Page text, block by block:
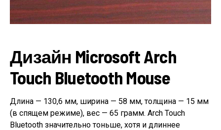
Дизайн Microsoft Arch
Touch Bluetooth Mouse
Длина — 130,6 мм, ширина — 58 мм, толщина — 15 мм
(в спящем режиме), вес — 65 грамм. Arch Touch
Bluetooth значительно тоньше, хотя и длиннее